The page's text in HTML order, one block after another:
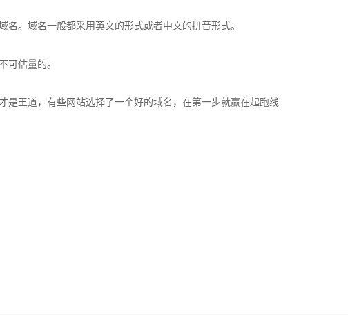
。域名一般都采用英文的形式或者中文的拼音形式。
可估量的。
是王道，有些网站选择了一个好的域名，在第一步就赢在起跑线